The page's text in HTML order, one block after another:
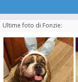
Ultime foto di Fonzie: